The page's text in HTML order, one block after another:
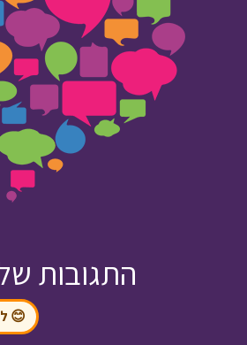
התגובות
😊